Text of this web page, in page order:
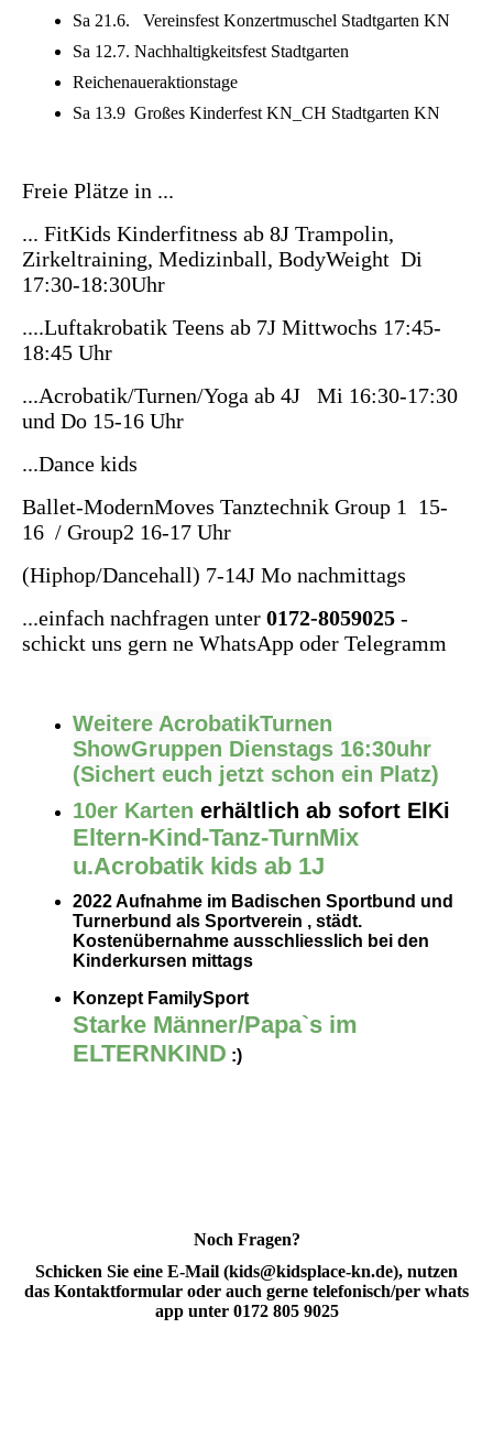
Sa 21.6. Vereinsfest Konzertmuschel Stadtgarten KN
Sa 12.7. Nachhaltigkeitsfest Stadtgarten
Reichenaueraktionstage
Sa 13.9 Großes Kinderfest KN_CH Stadtgarten KN
Freie Plätze in ...
... FitKids Kinderfitness ab 8J Trampolin,
Zirkeltraining, Medizinball, BodyWeight Di
17:30-18:30Uhr
....Luftakrobatik Teens ab 7J Mittwochs 17:45-
18:45 Uhr
...Acrobatik/Turnen/Yoga ab 4J Mi 16:30-17:30
und Do 15-16 Uhr
...Dance kids
Ballet-ModernMoves Tanztechnik Group 1 15-
16 / Group2 16-17 Uhr
(Hiphop/Dancehall) 7-14J Mo nachmittags
...einfach nachfragen unter 0172-8059025 -
schickt uns gern ne WhatsApp oder Telegramm
Weitere AcrobatikTurnen
ShowGruppen Dienstags 16:30uhr
(Sichert euch jetzt schon ein Platz)
10er Karten erhältlich ab sofort ElKi
Eltern-Kind-Tanz-TurnMix
u.Acrobatik kids ab 1J
2022 Aufnahme im Badischen Sportbund und
Turnerbund als Sportverein , städt.
Kostenübernahme ausschliesslich bei den
Kinderkursen mittags
Konzept FamilySport
Starke Männer/Papa`s im
ELTERNKIND :)
Noch Fragen?
Schicken Sie eine E-Mail (kids@kidsplace-kn.de), nutzen
das Kontaktformular oder auch gerne telefonisch/per whats
app unter 0172 805 9025